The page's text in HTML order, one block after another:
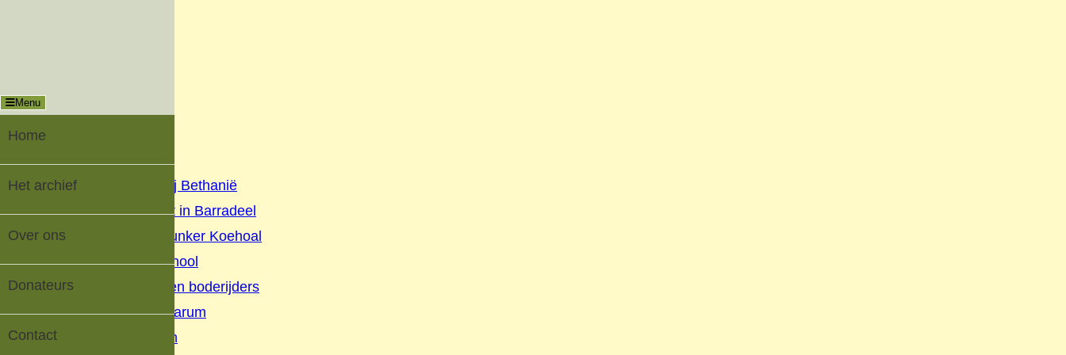
Home
Het archief
▼
Geschiedenis Nij Bethanië
Oorlog en verzet in Barradeel
Geschiedenis Bunker Koehoal
Buurtschap Koehool
Beurtschippers en boderijders
Kaatsen Tzummarum
V.V. Tzummarum
Menu
Home
Het archief
Over ons
Donateurs
Contact